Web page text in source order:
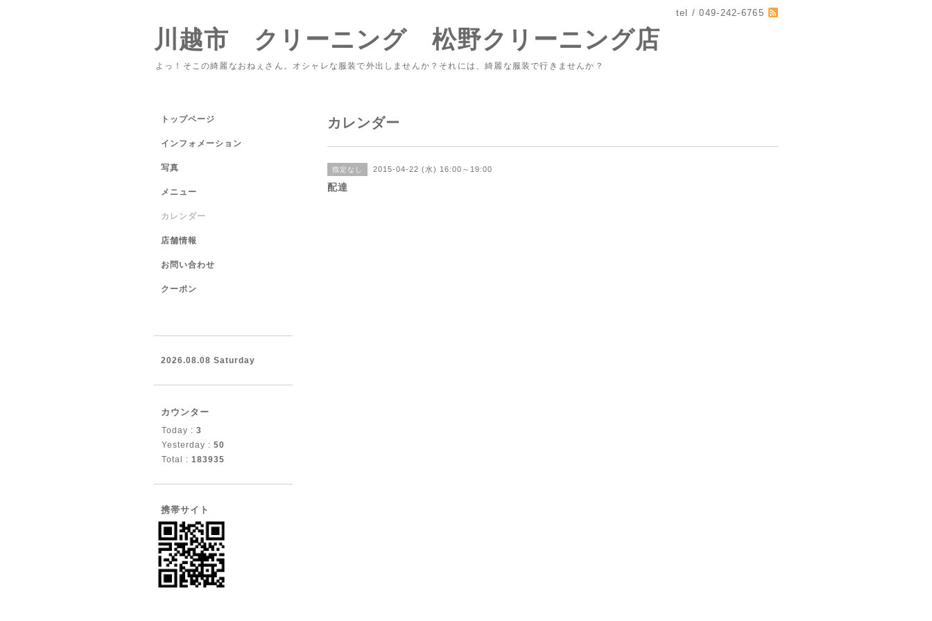
tel / 049-242-6765
川越市 クリーニング 松野クリーニング店
よっ！そこの綺麗なおねぇさん。オシャレな服装で外出しませんか？それには、綺麗な服装で行きませんか？
カレンダー
指定なし 2015-04-22 (水) 16:00～19:00
配達
トップページ
インフォメーション
写真
メニュー
カレンダー
店舗情報
お問い合わせ
クーポン
2026.08.08 Saturday
カウンター
Today : 3
Yesterday : 50
Total : 183935
携帯サイト